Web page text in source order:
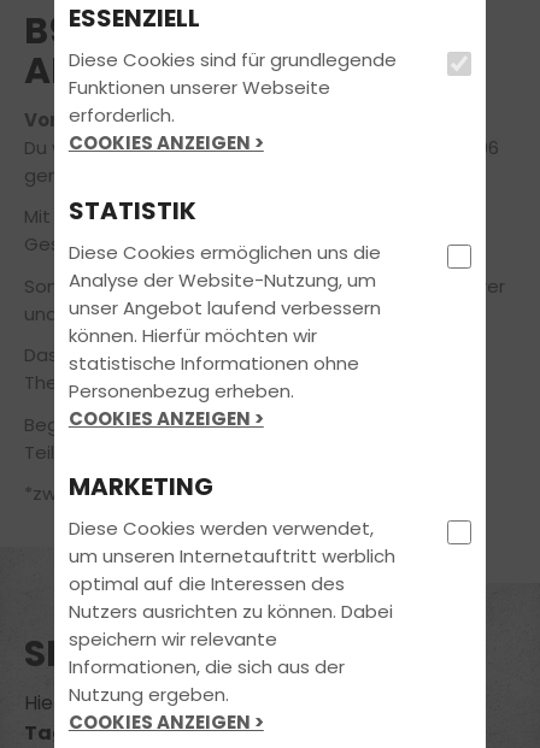
B96 TAGESSEMINAR
ANHÄNGER
Voraussichtlicher Termin am 20.06.2026
Du willst Anhänger fahren ohne Prüfung? Dann ist B96
genau das Richtige für Dich!
Mit B96 darft Du ein Gespann mit einer zulässigen
Gesamtmasse bis 4250 KG fahren.
Somit ist der Führerschein ideal für Wohnwagenfahrer
und Anhänger im Hobbybereich.
Das Seminar ist ein Tagessemniar, bestehend aus
Theorie und Praxis.
Beginn ist um 09:00 Uhr. Das Ende richtet sich nach
Teilnehmerzahl*.
*zwischen 2-8 Teilnehmer
SEMINAR BUCHUNG
Hiermit melde ich mich zum Seminar
Tagesseminar Anhänger"
ESSENZIELL
Diese Cookies sind für grundlegende
Funktionen unserer Webseite
erforderlich.
COOKIES ANZEIGEN >
STATISTIK
Diese Cookies ermöglichen uns die
Analyse der Website-Nutzung, um
unser Angebot laufend verbessern
können. Hierfür möchten wir
statistische Informationen ohne
Personenbezug erheben.
COOKIES ANZEIGEN >
MARKETING
Diese Cookies werden verwendet,
um unseren Internetauftritt werblich
optimal auf die Interessen des
Nutzers ausrichten zu können. Dabei
speichern wir relevante
Informationen, die sich aus der
Nutzung ergeben.
COOKIES ANZEIGEN >